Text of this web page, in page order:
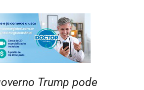
Trump pode